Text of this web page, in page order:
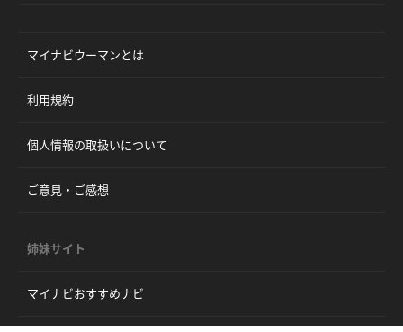
マイナビウーマンとは
利用規約
個人情報の取扱いについて
ご意見・ご感想
姉妹サイト
マイナビおすすめナビ